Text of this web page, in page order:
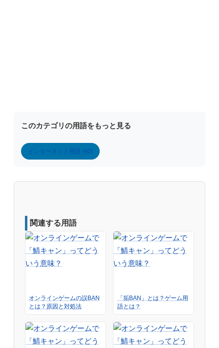
このカテゴリの用語をもっと見る
インターネット用語 (40)
関連する用語
オンラインゲームの誤BAN
とは？原因と対処法
「垢BAN」とは？ゲーム用
語とは？